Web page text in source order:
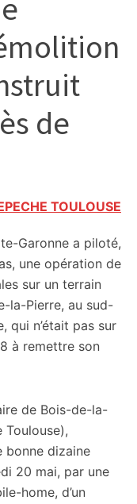
de
TOULOUSE
Garonne a piloté,
une opération de
sur un terrain
la-Pierre, au sud-
qui n’était pas sur
à remettre son
de Bois-de-la-
Toulouse),
bonne dizaine
20 mai, par une
home, d’un